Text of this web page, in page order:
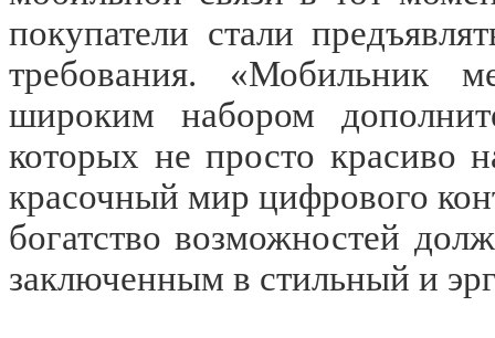
покупатели стали
требования. «Мобильник
широким набором
которых не просто красиво
красочный мир цифрового
богатство возможностей
заключенным в стильный и